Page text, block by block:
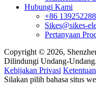
Hubungi Kami
+86
Sikes@sikes-
Pertanyaan
Copyright © 2026,
Dilindungi Undang-Undang.
Kebijakan Privasi
Silakan pilih bahasa situs